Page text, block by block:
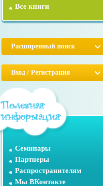
Все книги
Расширенный поиск
Вход / Регистрация
Семинары
Партнеры
Распространителям
Мы ВКонтакте